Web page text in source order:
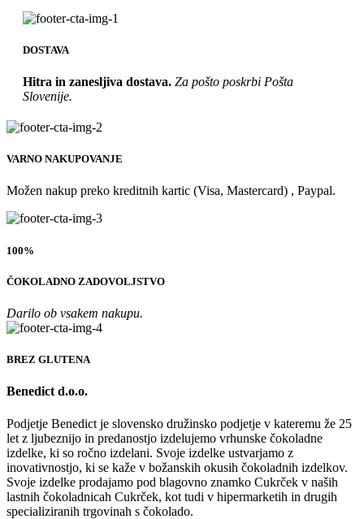
DOSTAVA
Hitra in zanesljiva dostava. Za pošto poskrbi Pošta
Slovenije.
VARNO NAKUPOVANJE
Možen nakup preko kreditnih kartic (Visa, Mastercard) , Paypal.
100%
ČOKOLADNO ZADOVOLJSTVO
Darilo ob vsakem nakupu.
BREZ GLUTENA
Benedict d.o.o.
Podjetje Benedict je slovensko družinsko podjetje v kateremu že 25
let z ljubeznijo in predanostjo izdelujemo vrhunske čokoladne
izdelke, ki so ročno izdelani. Svoje izdelke ustvarjamo z
inovativnostjo, ki se kaže v božanskih okusih čokoladnih izdelkov.
Svoje izdelke prodajamo pod blagovno znamko Cukrček v naših
lastnih čokoladnicah Cukrček, kot tudi v hipermarketih in drugih
specializiranih trgovinah s čokolado.